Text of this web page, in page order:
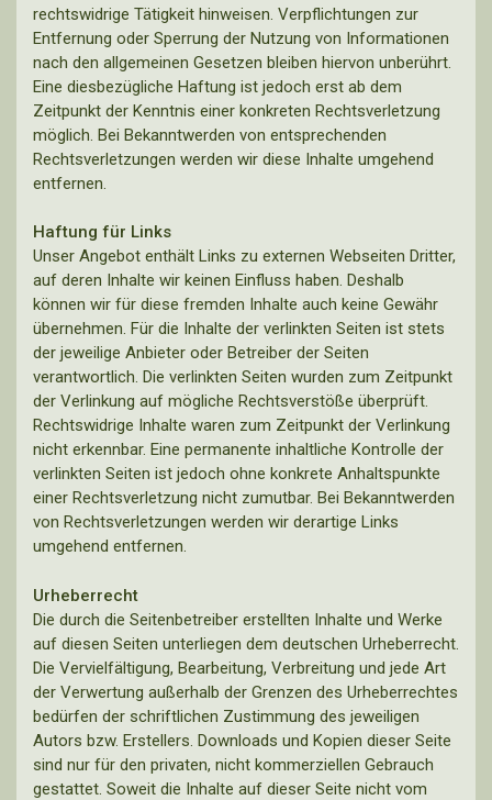
rechtswidrige Tätigkeit hinweisen. Verpflichtungen zur
Entfernung oder Sperrung der Nutzung von Informationen
nach den allgemeinen Gesetzen bleiben hiervon unberührt.
Eine diesbezügliche Haftung ist jedoch erst ab dem
Zeitpunkt der Kenntnis einer konkreten Rechtsverletzung
möglich. Bei Bekanntwerden von entsprechenden
Rechtsverletzungen werden wir diese Inhalte umgehend
entfernen.
Haftung für Links
Unser Angebot enthält Links zu externen Webseiten Dritter,
auf deren Inhalte wir keinen Einfluss haben. Deshalb
können wir für diese fremden Inhalte auch keine Gewähr
übernehmen. Für die Inhalte der verlinkten Seiten ist stets
der jeweilige Anbieter oder Betreiber der Seiten
verantwortlich. Die verlinkten Seiten wurden zum Zeitpunkt
der Verlinkung auf mögliche Rechtsverstöße überprüft.
Rechtswidrige Inhalte waren zum Zeitpunkt der Verlinkung
nicht erkennbar. Eine permanente inhaltliche Kontrolle der
verlinkten Seiten ist jedoch ohne konkrete Anhaltspunkte
einer Rechtsverletzung nicht zumutbar. Bei Bekanntwerden
von Rechtsverletzungen werden wir derartige Links
umgehend entfernen.
Urheberrecht
Die durch die Seitenbetreiber erstellten Inhalte und Werke
auf diesen Seiten unterliegen dem deutschen Urheberrecht.
Die Vervielfältigung, Bearbeitung, Verbreitung und jede Art
der Verwertung außerhalb der Grenzen des Urheberrechtes
bedürfen der schriftlichen Zustimmung des jeweiligen
Autors bzw. Erstellers. Downloads und Kopien dieser Seite
sind nur für den privaten, nicht kommerziellen Gebrauch
gestattet. Soweit die Inhalte auf dieser Seite nicht vom